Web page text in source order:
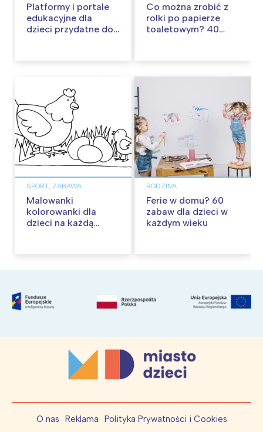
Platformy i portale
edukacyjne dla
dzieci przydatne do
Co można zrobić z
rolki po papierze
toaletowym? 40
SPORT, ZABAWA
Malowanki
kolorowanki dla
dzieci na każdą
RODZINA
Ferie w domu? 60
zabaw dla dzieci w
każdym wieku
O nas Reklama Polityka Prywatności i Cookies